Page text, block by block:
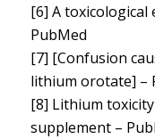
[6] A
PubMed
[7] [Confusion
lithium orotate] –
[8] Lithium
supplement –